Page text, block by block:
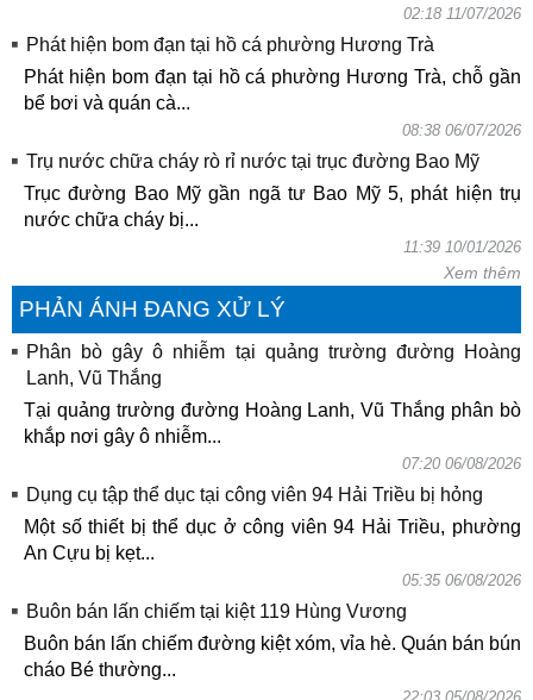
02:18 11/07/2026
Phát hiện bom đạn tại hồ cá phường Hương Trà
Phát hiện bom đạn tại hồ cá phường Hương Trà, chỗ gần
bể bơi và quán cà...
08:38 06/07/2026
Trụ nước chữa cháy rò rỉ nước tại trục đường Bao Mỹ
Trục đường Bao Mỹ gần ngã tư Bao Mỹ 5, phát hiện trụ
nước chữa cháy bị...
11:39 10/01/2026
Xem thêm
PHẢN ÁNH ĐANG XỬ LÝ
Phân bò gây ô nhiễm tại quảng trường đường Hoàng
Lanh, Vũ Thắng
Tại quảng trường đường Hoàng Lanh, Vũ Thắng phân bò
khắp nơi gây ô nhiễm...
07:20 06/08/2026
Dụng cụ tập thể dục tại công viên 94 Hải Triều bị hỏng
Một số thiết bị thể dục ở công viên 94 Hải Triều, phường
An Cựu bị kẹt...
05:35 06/08/2026
Buôn bán lấn chiếm tại kiệt 119 Hùng Vương
Buôn bán lấn chiếm đường kiệt xóm, vỉa hè. Quán bán bún
cháo Bé thường...